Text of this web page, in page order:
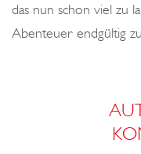
das nun schon viel zu
Abenteuer endgültig